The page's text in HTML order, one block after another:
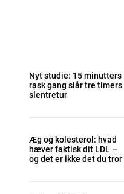
Nyt studie: 15 minutters
rask gang slår tre timers
slentretur
Æg og kolesterol: hvad
hæver faktisk dit LDL –
og det er ikke det du tror